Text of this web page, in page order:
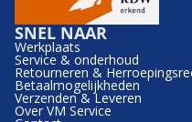
SNEL NAAR
Werkplaats
Service & onderhoud
Retourneren &
Betaalmogelijkheden
Verzenden & Leveren
Over VM Service